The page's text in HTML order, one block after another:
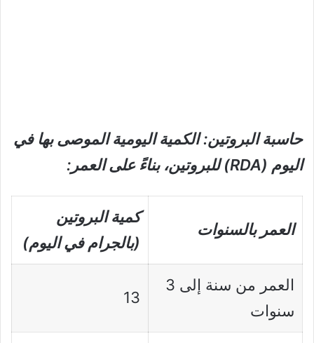
حاسبة البروتين: الكمية اليومية الموصى بها في
اليوم (RDA) للبروتين، بناءً على العمر:
العمر بالسنوات
كمية البروتين
(بالجرام في اليوم)
العمر من سنة إلى 3
سنوات
13